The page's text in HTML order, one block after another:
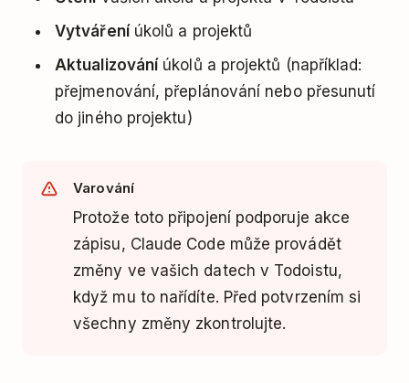
Vytvářeníúkolů a projektů
Aktualizováníúkolů a projektů (například:
přejmenování, přeplánování nebo přesunutí
do jiného projektu)
Varování
Protože toto připojení podporuje akce
zápisu, Claude Code může provádět
změny ve vašich datech v Todoistu,
když mu to nařídíte. Před potvrzením si
všechny změny zkontrolujte.